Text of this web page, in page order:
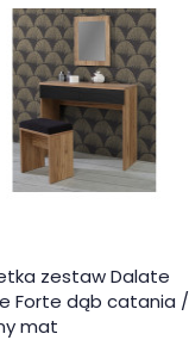
zestaw Dalate
Forte dąb catania /
mat